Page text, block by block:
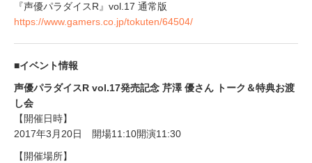
『声優パラダイスR』vol.17 通常版
https://www.gamers.co.jp/tokuten/64504/
■イベント情報
声優パラダイスR vol.17発売記念 芹澤 優さん トーク＆特典お渡
し会
【開催日時】
2017年3月20日 開場11:10開演11:30
【開催場所】